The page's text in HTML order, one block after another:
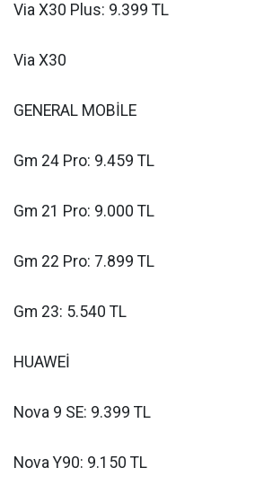
Via X30 Plus: 9.399 TL
Via X30
GENERAL MOBİLE
Gm 24 Pro: 9.459 TL
Gm 21 Pro: 9.000 TL
Gm 22 Pro: 7.899 TL
Gm 23: 5.540 TL
HUAWEİ
Nova 9 SE: 9.399 TL
Nova Y90: 9.150 TL